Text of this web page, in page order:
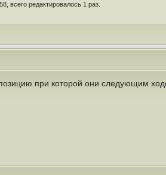
всего редактировалось 1 раз.
при которой они следующим